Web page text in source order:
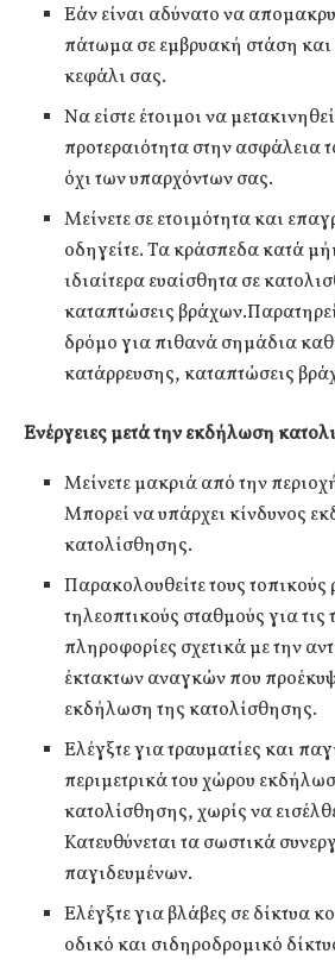
Εάν είναι αδύνατο να
πάτωμα σε εμβρυακή στάση και
κεφάλι σας.
Να είστε έτοιμοι να
προτεραιότητα στην ασφάλεια
όχι των υπαρχόντων σας.
Μείνετε σε ετοιμότητα και
οδηγείτε. Τα κράσπεδα κατά
ιδιαίτερα ευαίσθητα σε
καταπτώσεις
δρόμο για πιθανά σημάδια
κατάρρευσης, καταπτώσεις
Ενέργειες μετά την εκδήλωση
Μείνετε μακριά από την
Μπορεί να υπάρχει κίνδυνος
κατολίσθησης.
Παρακολουθείτε τους
τηλεοπτικούς σταθμούς για τις
πληροφορίες σχετικά με την
έκτακτων αναγκών που
εκδήλωση της κατολίσθησης.
Ελέγξτε για τραυματίες και
περιμετρικά του χώρου
κατολίσθησης, χωρίς να
Κατευθύνεται τα σωστικά
παγιδευμένων.
Ελέγξτε για βλάβες σε δίκτυα
οδικό και σιδηροδρομικό